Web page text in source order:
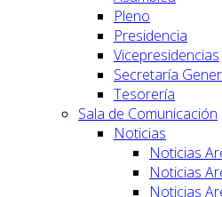
Pleno
Presidencia
Vicepresidencias
Secretaría
Tesorería
Sala de Comunicación
Noticias
Noticias
Noticias
Noticias